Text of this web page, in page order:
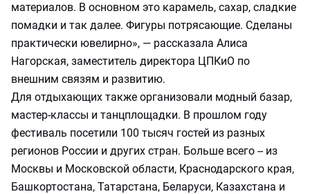
материалов. В основном это карамель, сахар, сладкие
помадки и так далее. Фигуры потрясающие. Сделаны
практически ювелирно», — рассказала Алиса
Нагорская, заместитель директора ЦПКиО по
внешним связям и развитию.
Для отдыхающих также организовали модный базар,
мастер-классы и танцплощадки. В прошлом году
фестиваль посетили 100 тысяч гостей из разных
регионов России и других стран. Больше всего -- из
Москвы и Московской области, Краснодарского края,
Башкортостана, Татарстана, Беларуси, Казахстана и